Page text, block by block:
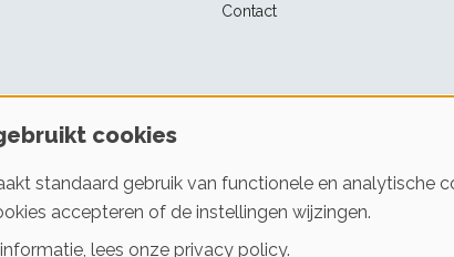
Contact
cookies
standaard gebruik van functionele en
accepteren of de instellingen wijzingen.
lees onze privacy policy.